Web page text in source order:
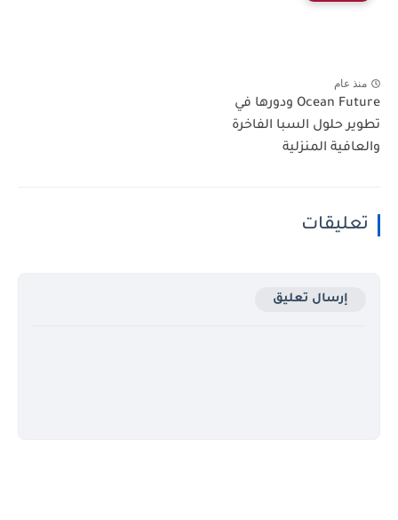
منذ عام
Ocean Future ودورها في
تطوير حلول السبا الفاخرة
والعافية المنزلية
تعليقات
إرسال تعليق